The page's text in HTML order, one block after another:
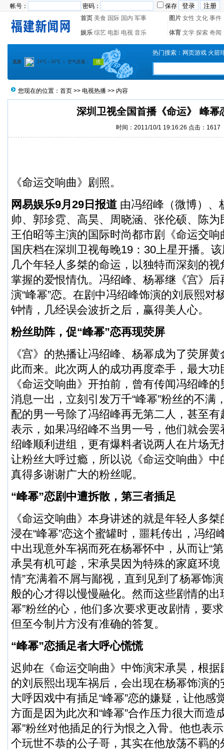
帐号： 密码：
保存
首页 美食 国际 国内 军事 图片 女性 文化 事件
娱乐 综艺 电影 电视 音乐 体育 文学 探索 奇闻
热门搜索： 网页游戏 火箭
您现在的位置： 首页 >> 电视热播 >> 内容
深圳卫视全国首播《命运》 峰幂
时间：2011/10/1 19:16:26 点击：1617
《命运交响曲》剧照。
网易娱乐9月29日报道由冯绍峰（微博）、
帅、郭珍霓、高昊、周晓涵、张伦硕、陈
王伯昭等主演的国际时尚都市剧《命运交
国庆档在深圳卫视每晚19：30上星开播。
几个年轻人多桀的命运，以独特而深刻的
掌握的爱恨情仇。冯绍峰、杨幂继《宫》
演“峰幂”恋。在剧中冯绍峰饰演的刘辰熙对
钟情，几经误会波折之后，赢得美人心。
粉丝助阵，促“峰幂”恋再现荧屏
《宫》的热播让冯绍峰、杨幂成为了荧屏黄
此而来。此次两人的成功再度牵手，最大
《命运交响曲》开拍前，曾有传闻冯绍峰
消息一出，立刻引发万千“峰幂”粉丝的不满
配的男一号除了冯绍峰再无第二人，甚至
表示，如果冯绍峰不当男一号，他们就会
绍峰顺利进组，更有爆料者说两人在片场
让粉丝大呼过瘾，所以说《命运交响曲》中
真得多谢谢广大的粉丝呢。
“峰幂”恋剧中遭拆散，第三者插足
《命运交响曲》本身讲述的就是年轻人多
浸在“峰幂”恋这个蜜罐时，噩耗传出，冯绍
中出现意外车祸而死在杨幂怀中，从而让“
承昊有机可趁，宋承昊因为特殊的家庭环境
情”充满着不屑与鄙视，直到见到了杨幂饰
般的心才得以慢慢融化。然而这些剧情的出
幂”粉丝的心，他们多次要求更改剧情，要
但至今制片方没有准确的答复。
“峰幂”恋插足者大呼心慌慌
迟帅在《命运交响曲》中饰演宋承昊，根
的刘辰熙出现车祸后，会出现在杨幂饰演
大呼因戏中有插足“峰幂”恋的嫌疑，让他感
方面是因为此次和“峰幂”合作压力很大而造
幂”粉丝对他插足的行为恨之入骨。他也表
个玩世不恭的公子哥，其实在他放荡不羁